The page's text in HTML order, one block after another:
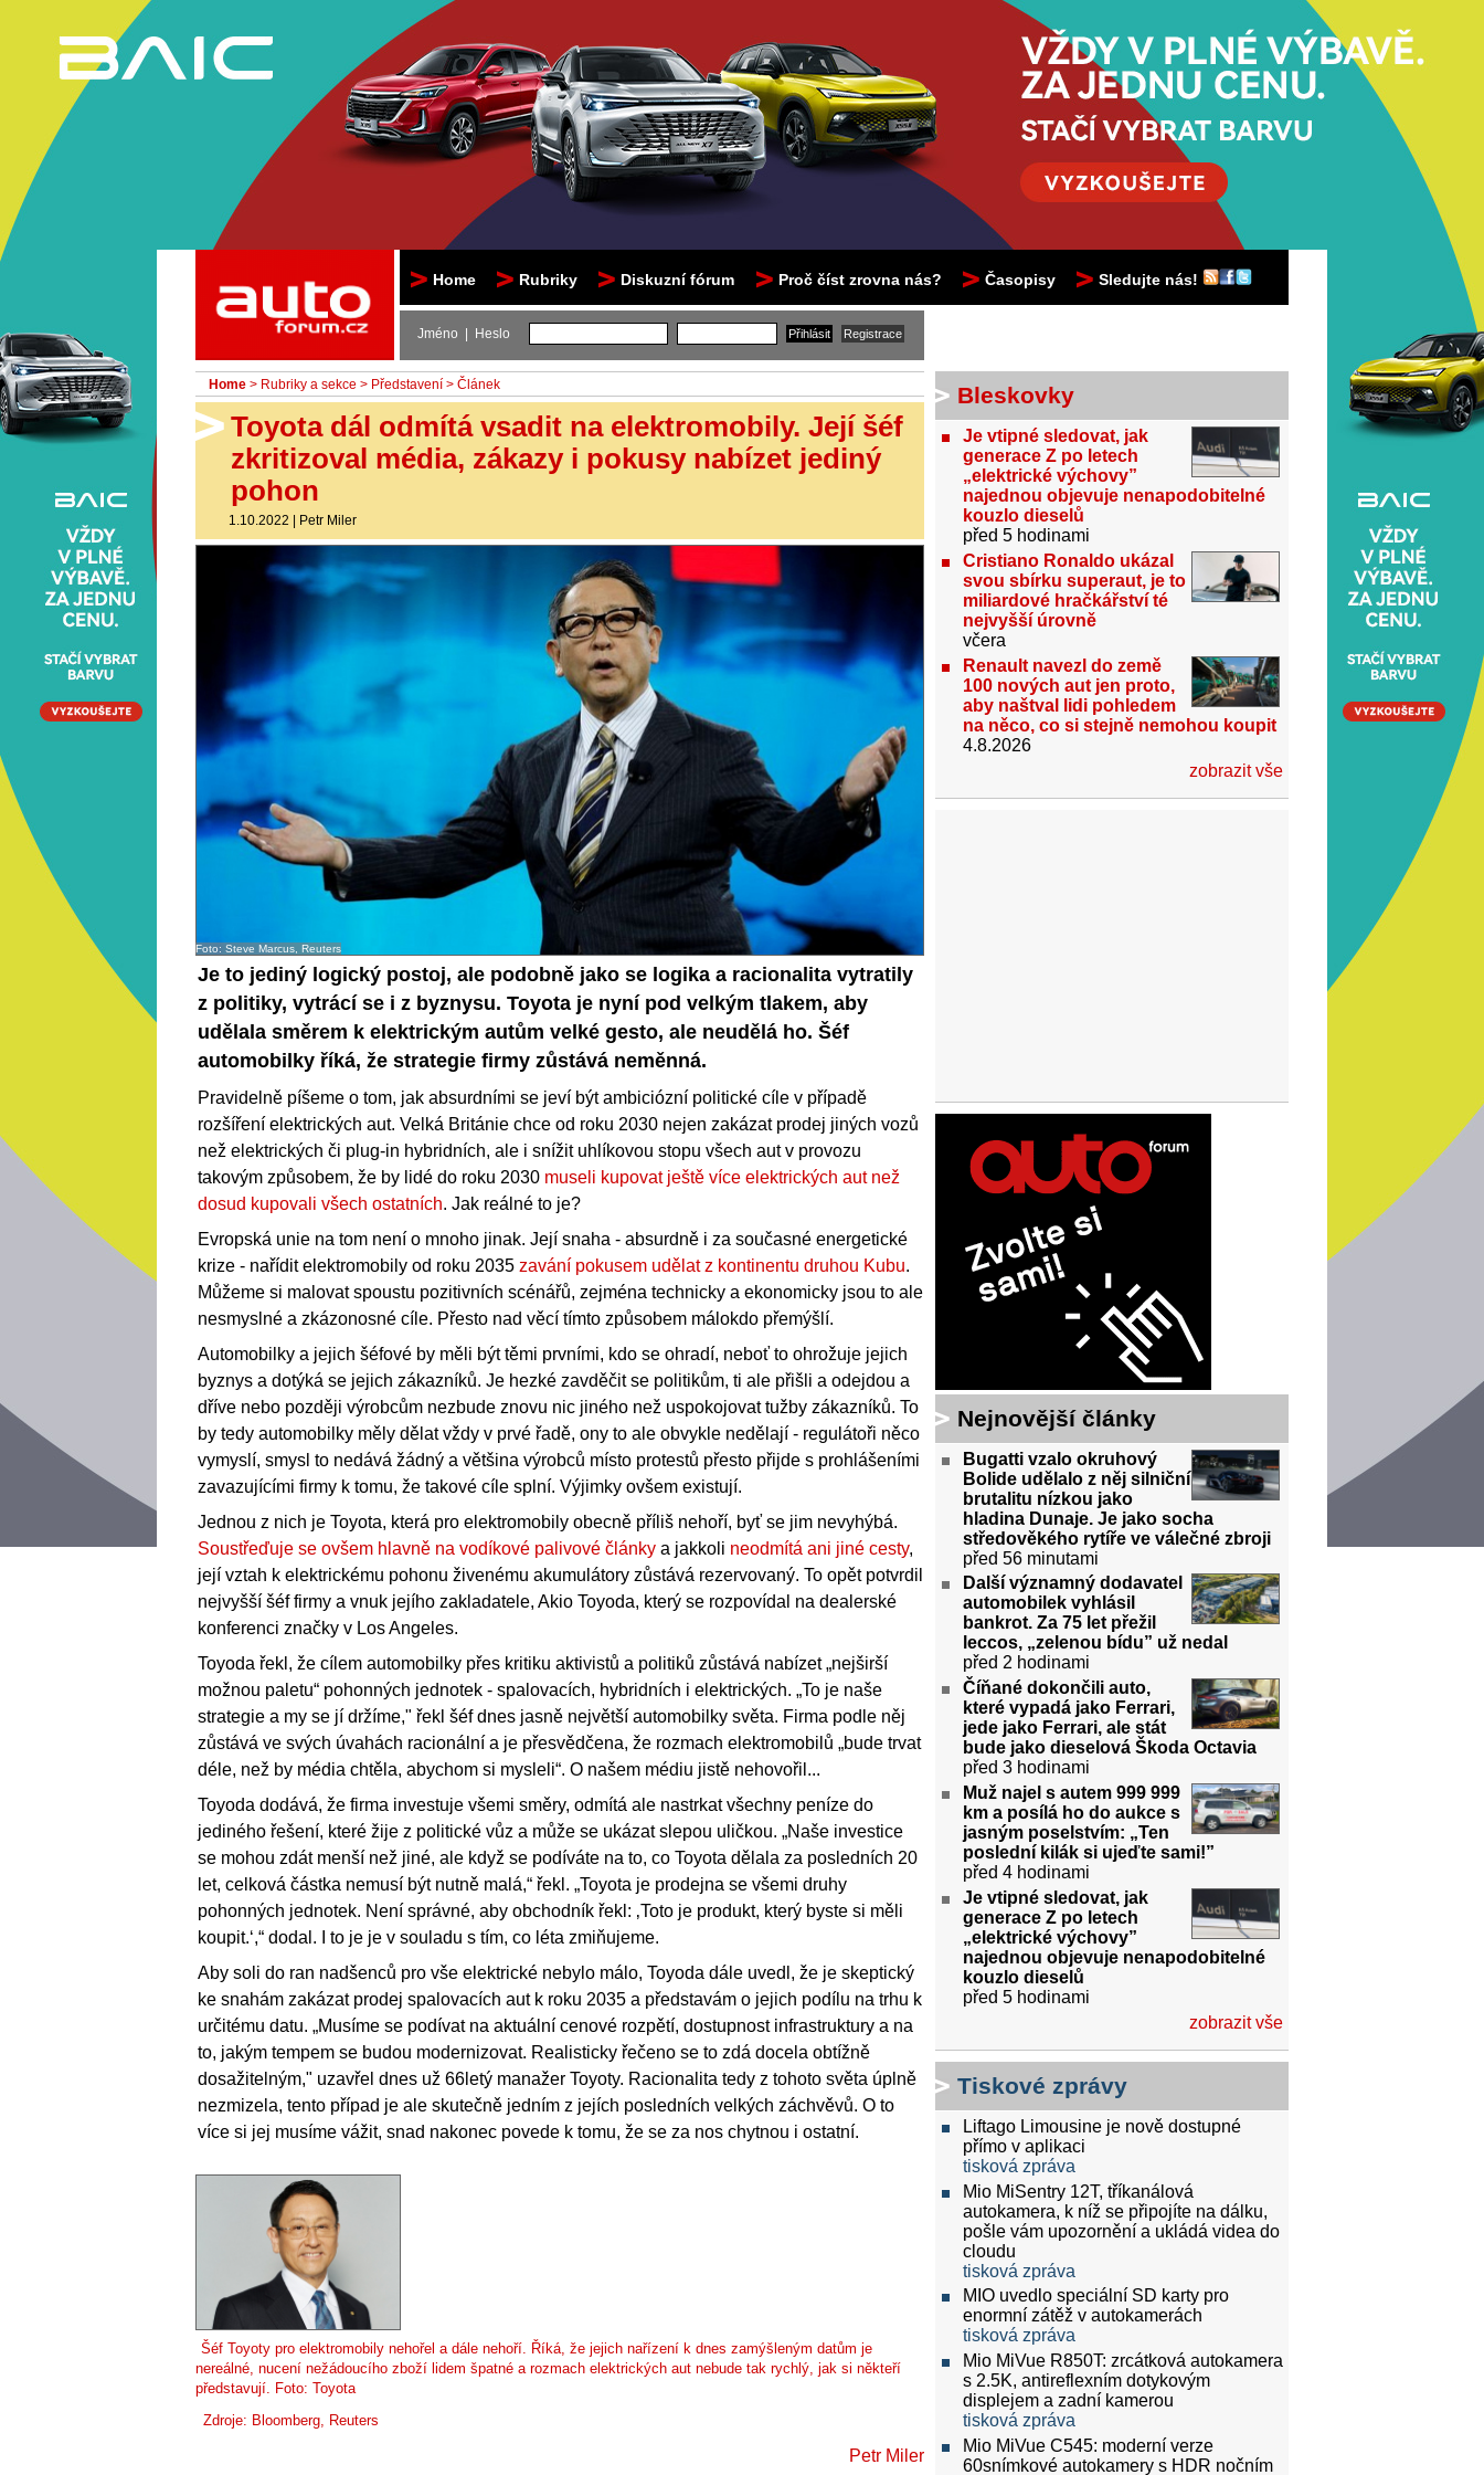
Home Rubriky Diskuzní fórum Proč číst zrovna nás? Časopisy Sledujte nás!
Jméno | Heslo
Home > Rubriky a sekce > Představení > Článek
Toyota dál odmítá vsadit na elektromobily. Její šéf
zkritizoval média, zákazy i pokusy nabízet jediný
pohon
1.10.2022 | Petr Miler
Foto: Steve Marcus, Reuters
Je to jediný logický postoj, ale podobně jako se logika a racionalita vytratily
z politiky, vytrácí se i z byznysu. Toyota je nyní pod velkým tlakem, aby
udělala směrem k elektrickým autům velké gesto, ale neudělá ho. Šéf
automobilky říká, že strategie firmy zůstává neměnná.
Pravidelně píšeme o tom, jak absurdními se jeví být ambiciózní politické cíle v případě
rozšíření elektrických aut. Velká Británie chce od roku 2030 nejen zakázat prodej jiných vozů
než elektrických či plug-in hybridních, ale i snížit uhlíkovou stopu všech aut v provozu
takovým způsobem, že by lidé do roku 2030 museli kupovat ještě více elektrických aut než
dosud kupovali všech ostatních. Jak reálné to je?
Evropská unie na tom není o mnoho jinak. Její snaha - absurdně i za současné energetické
krize - nařídit elektromobily od roku 2035 zavání pokusem udělat z kontinentu druhou Kubu.
Můžeme si malovat spoustu pozitivních scénářů, zejména technicky a ekonomicky jsou to ale
nesmyslné a zkázonosné cíle. Přesto nad věcí tímto způsobem málokdo přemýšlí.
Automobilky a jejich šéfové by měli být těmi prvními, kdo se ohradí, neboť to ohrožuje jejich
byznys a dotýká se jejich zákazníků. Je hezké zavděčit se politikům, ti ale přišli a odejdou a
dříve nebo později výrobcům nezbude znovu nic jiného než uspokojovat tužby zákazníků. To
by tedy automobilky měly dělat vždy v prvé řadě, ony to ale obvykle nedělají - regulátoři něco
vymyslí, smysl to nedává žádný a většina výrobců místo protestů přesto přijde s prohlášeními
zavazujícími firmy k tomu, že takové cíle splní. Výjimky ovšem existují.
Jednou z nich je Toyota, která pro elektromobily obecně příliš nehoří, byť se jim nevyhýbá.
Soustřeďuje se ovšem hlavně na vodíkové palivové články a jakkoli neodmítá ani jiné cesty,
její vztah k elektrickému pohonu živenému akumulátory zůstává rezervovaný. To opět potvrdil
nejvyšší šéf firmy a vnuk jejího zakladatele, Akio Toyoda, který se rozpovídal na dealerské
konferenci značky v Los Angeles.
Toyoda řekl, že cílem automobilky přes kritiku aktivistů a politiků zůstává nabízet „nejširší
možnou paletu“ pohonných jednotek - spalovacích, hybridních i elektrických. „To je naše
strategie a my se jí držíme," řekl šéf dnes jasně největší automobilky světa. Firma podle něj
zůstává ve svých úvahách racionální a je přesvědčena, že rozmach elektromobilů „bude trvat
déle, než by média chtěla, abychom si mysleli“. O našem médiu jistě nehovořil...
Toyoda dodává, že firma investuje všemi směry, odmítá ale nastrkat všechny peníze do
jediného řešení, které žije z politické vůz a může se ukázat slepou uličkou. „Naše investice
se mohou zdát menší než jiné, ale když se podíváte na to, co Toyota dělala za posledních 20
let, celková částka nemusí být nutně malá,“ řekl. „Toyota je prodejna se všemi druhy
pohonných jednotek. Není správné, aby obchodník řekl: ‚Toto je produkt, který byste si měli
koupit.‘,“ dodal. I to je je v souladu s tím, co léta zmiňujeme.
Aby soli do ran nadšenců pro vše elektrické nebylo málo, Toyoda dále uvedl, že je skeptický
ke snahám zakázat prodej spalovacích aut k roku 2035 a představám o jejich podílu na trhu k
určitému datu. „Musíme se podívat na aktuální cenové rozpětí, dostupnost infrastruktury a na
to, jakým tempem se budou modernizovat. Realisticky řečeno se to zdá docela obtížně
dosažitelným," uzavřel dnes už 66letý manažer Toyoty. Racionalita tedy z tohoto světa úplně
nezmizela, tento případ je ale skutečně jedním z jejích posledních velkých záchvěvů. O to
více si jej musíme vážit, snad nakonec povede k tomu, že se za nos chytnou i ostatní.
Šéf Toyoty pro elektromobily nehořel a dále nehoří. Říká, že jejich nařízení k dnes zamýšleným datům je
nereálné, nucení nežádoucího zboží lidem špatné a rozmach elektrických aut nebude tak rychlý, jak si někteří
představují. Foto: Toyota
Zdroje: Bloomberg, Reuters
Petr Miler
Bleskovky
Je vtipné sledovat, jak
generace Z po letech
„elektrické výchovy”
najednou objevuje nenapodobitelné
kouzlo dieselů
před 5 hodinami
Cristiano Ronaldo ukázal
svou sbírku superaut, je to
miliardové hračkářství té
nejvyšší úrovně
včera
Renault navezl do země
100 nových aut jen proto,
aby naštval lidi pohledem
na něco, co si stejně nemohou koupit
4.8.2026
zobrazit vše
Nejnovější články
Bugatti vzalo okruhový
Bolide udělalo z něj silniční
brutalitu nízkou jako
hladina Dunaje. Je jako socha
středověkého rytíře ve válečné zbroji
před 56 minutami
Další významný dodavatel
automobilek vyhlásil
bankrot. Za 75 let přežil
leccos, „zelenou bídu” už nedal
před 2 hodinami
Číňané dokončili auto,
které vypadá jako Ferrari,
jede jako Ferrari, ale stát
bude jako dieselová Škoda Octavia
před 3 hodinami
Muž najel s autem 999 999
km a posílá ho do aukce s
jasným poselstvím: „Ten
poslední kilák si ujeďte sami!”
před 4 hodinami
Je vtipné sledovat, jak
generace Z po letech
„elektrické výchovy”
najednou objevuje nenapodobitelné
kouzlo dieselů
před 5 hodinami
zobrazit vše
Tiskové zprávy
Liftago Limousine je nově dostupné
přímo v aplikaci
tisková zpráva
Mio MiSentry 12T, tříkanálová
autokamera, k níž se připojíte na dálku,
pošle vám upozornění a ukládá videa do
cloudu
tisková zpráva
MIO uvedlo speciální SD karty pro
enormní zátěž v autokamerách
tisková zpráva
Mio MiVue R850T: zrcátková autokamera
s 2.5K, antireflexním dotykovým
displejem a zadní kamerou
tisková zpráva
Mio MiVue C545: moderní verze
60snímkové autokamery s HDR nočním